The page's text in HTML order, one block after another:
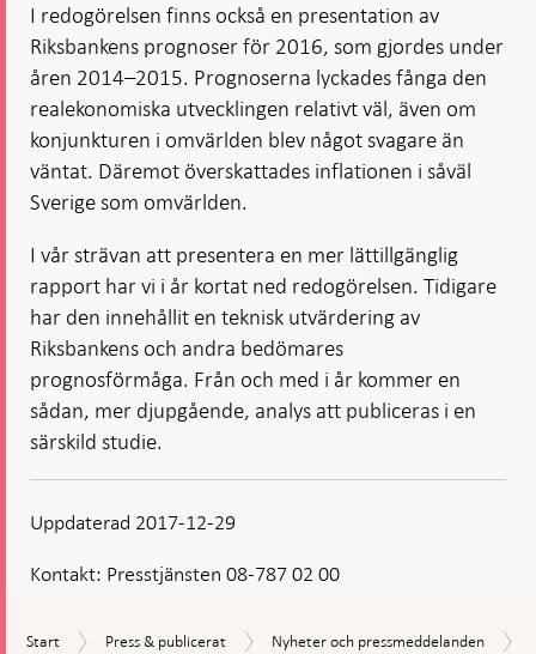
I redogörelsen finns också en presentation av
Riksbankens prognoser för 2016, som gjordes under
åren 2014–2015. Prognoserna lyckades fånga den
realekonomiska utvecklingen relativt väl, även om
konjunkturen i omvärlden blev något svagare än
väntat. Däremot överskattades inflationen i såväl
Sverige som omvärlden.
I vår strävan att presentera en mer lättillgänglig
rapport har vi i år kortat ned redogörelsen. Tidigare
har den innehållit en teknisk utvärdering av
Riksbankens och andra bedömares
prognosförmåga. Från och med i år kommer en
sådan, mer djupgående, analys att publiceras i en
särskild studie.
Kontakt: Presstjänsten 08-787 02 00
Uppdaterad 2017-12-29
Start
Start
Press
Press & publicerat
Nyheter
Nyheter och pressmeddelanden